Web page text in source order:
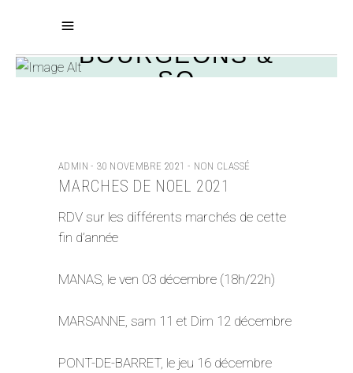
BOURGEONS &
SO
ADMIN 30 NOVEMBRE 2021 NON CLASSÉ
MARCHES DE NOEL 2021
RDV sur les différents marchés de cette
fin d’année
MANAS, le ven 03 décembre (18h/22h)
MARSANNE, sam 11 et Dim 12 décembre
PONT-DE-BARRET, le jeu 16 décembre